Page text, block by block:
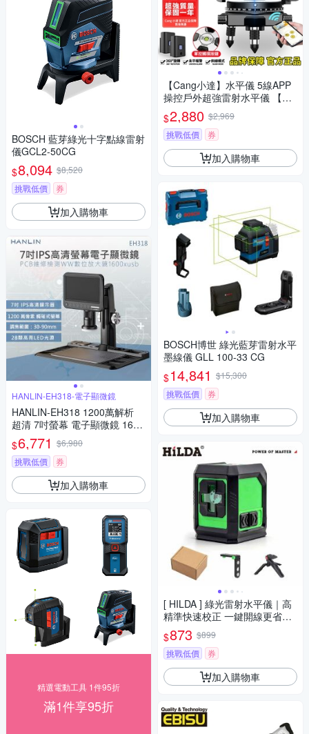
BOSCH 藍芽綠光十字點線雷射
儀GCL2-50CG
$8,094 $8,520
挑戰低價
券
加入購物車
HANLIN-EH318-電子顯微鏡
HANLIN-EH318 1200萬解析
超清 7吋螢幕 電子顯微鏡 1600
倍 放大 3024P 晶片檢查 鏡維
修手機 電路板 鐘錶鑑定 錢幣鑑
定 精密物件檢測 放大
$6,771 $6,980
挑戰低價
券
加入購物車
精選電動工具 1件95折
滿1件享95折
【Cang小達】水平儀 5線APP
操控戶外超強雷射水平儀 【藍
光 隨意開關線條】LED電量顯
示自動調平打斜線
$2,880 $2,969
挑戰低價
券
加入購物車
BOSCH博世 綠光藍芽雷射水平
墨線儀 GLL 100-33 CG
$14,841 $15,300
挑戰低價
券
加入購物車
[ HILDA ] 綠光雷射水平儀｜高
精準快速校正 一鍵開線更省時
四顆強磁 可直接吸附在金屬表
面 LS-298
$873 $899
挑戰低價
券
加入購物車